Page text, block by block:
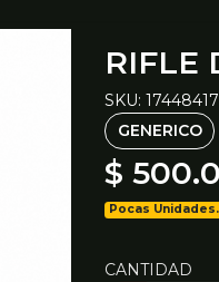
RIFLE
SKU:
GENERICO
$
Pocas Unidades.
CANTIDAD